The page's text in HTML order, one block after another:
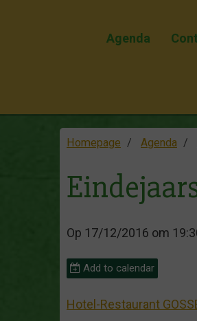
Agenda
Homepage Agenda
Op 17/12/2016 om
Add to calendar
Hotel-Restaurant